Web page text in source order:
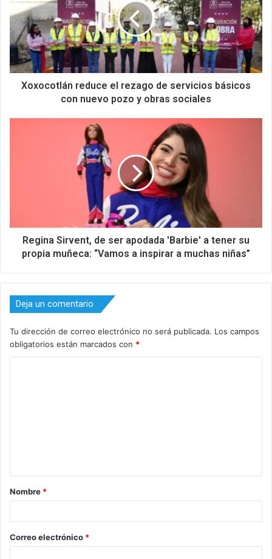
Xoxocotlán reduce el rezago de servicios básicos
con nuevo pozo y obras sociales
Regina Sirvent, de ser apodada 'Barbie' a tener su
propia muñeca: “Vamos a inspirar a muchas niñas”
Deja un comentario
Tu dirección de correo electrónico no será publicada. Los campos
obligatorios están marcados con *
a
r
*
Nombre *
Correo electrónico *